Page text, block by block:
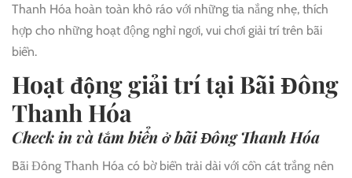
Thanh Hóa hoàn toàn khô ráo với những tia nắng nhẹ, thích
hợp cho những hoạt động nghỉ ngơi, vui chơi giải trí trên bãi
biển.
Hoạt động giải trí tại Bãi Đông
Thanh Hóa
Check in và tắm biển ở bãi Đông Thanh Hóa
Bãi Đông Thanh Hóa có bờ biển trải dài với cồn cát trắng nên